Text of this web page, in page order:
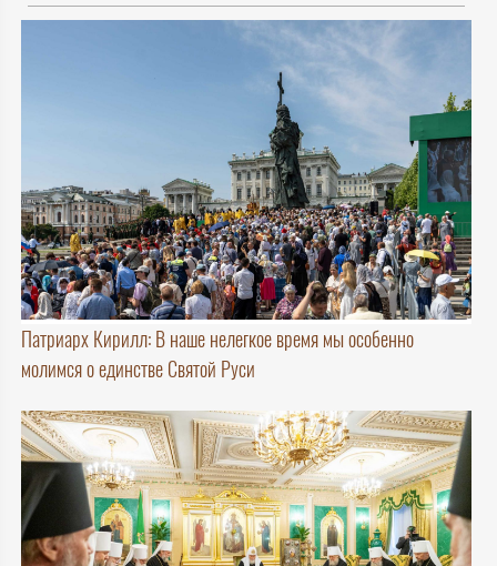
Патриарх Кирилл: В наше нелегкое время мы особенно
молимся о единстве Святой Руси